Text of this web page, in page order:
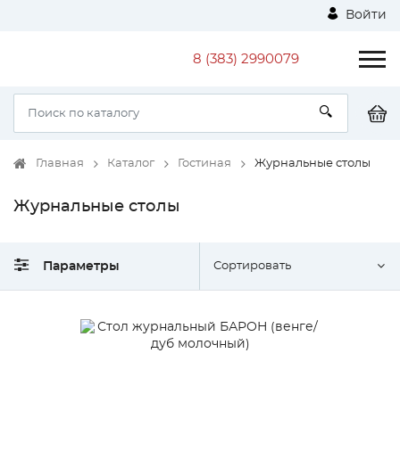
Войти
8 (383) 2990079
Главная Каталог Гостиная Журнальные столы
Журнальные столы
Параметры Сортировать